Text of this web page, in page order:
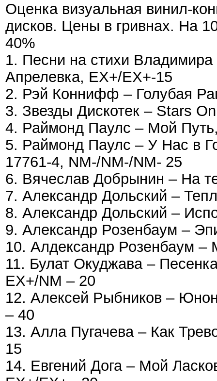
Оценка визуальная винил-
дисков. Цены в гривнах. На
40%
1. Песни на стихи
Апрелевка, EX+/EX+-15
2. Рэй Коннифф – Голубая
3. Звезды Дискотек – Stars
4. Раймонд Паулс – Мой
5. Раймонд Паулс – У Нас в
17761-4, NM-/NM-/NM- 25
6. Вячеслав Добрынин – На
7. Александр Дольский –
8. Александр Дольский –
9. Александр Розенбаум –
10. Алдександр Розенбаум
11. Булат Окуджава –
EX+/NM – 20
12. Алексей Рыбников –
– 40
13. Алла Пугачева – Как
15
14. Евгений Дога – Мой